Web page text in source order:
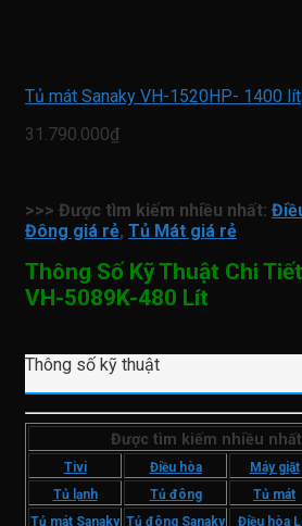
Tủ mát Sanaky VH-1520HP- 1400 lít
31.790.000₫
>>> Được tìm kiếm nhiều nhất:
Đông giá rẻ, Tủ Mát giá rẻ
Thông Số Kỹ Thuật Chi
VH-5089K-480 Lít
Thông số kỹ thuật
Được tìm kiếm nhiều nhất
Tivi Điều hòa Máy giặt
Tủ lạnh
Tủ đông Tủ mát
Tủ mát Sanaky Tủ đông Sanaky Điều hòa